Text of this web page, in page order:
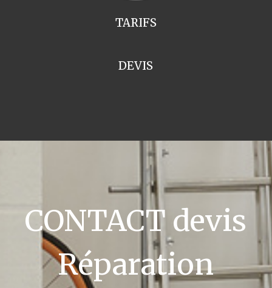
TARIFS
DEVIS
CONTACT devis
Réparation